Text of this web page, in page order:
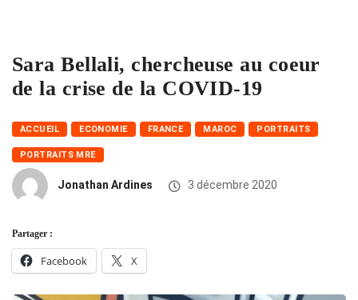
Sara Bellali, chercheuse au coeur
de la crise de la COVID-19
ACCUEIL ECONOMIE FRANCE MAROC PORTRAITS
PORTRAITS MRE
Jonathan Ardines 3 décembre 2020
Partager :
Facebook X